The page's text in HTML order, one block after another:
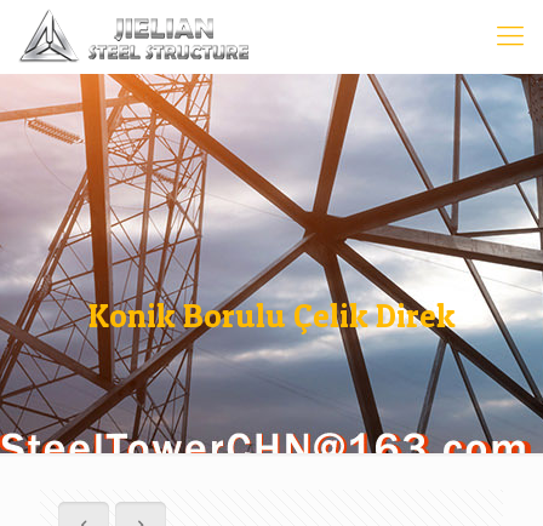
Konik Borulu Çelik Direk